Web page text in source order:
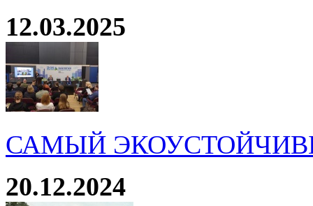
12.03.2025
САМЫЙ
20.12.2024